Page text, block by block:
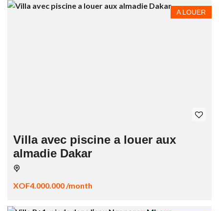
A LOUER
Villa avec piscine a louer aux
almadie Dakar
XOF4.000.000 /month